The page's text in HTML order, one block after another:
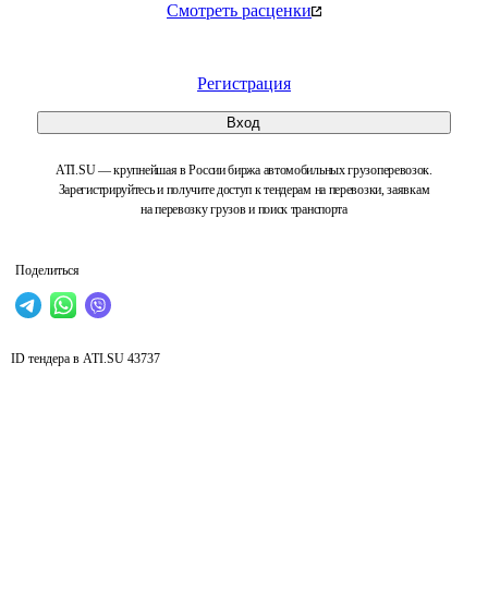
Смотреть расценки
Регистрация
Вход
ATI.SU — крупнейшая в России биржа автомобильных грузоперевозок.
Зарегистрируйтесь и получите доступ к тендерам на перевозки, заявкам
на перевозку грузов и поиск транспорта
Поделиться
ID тендера в ATI.SU 43737